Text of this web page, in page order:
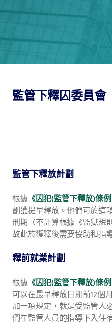
監管下釋囚委員會
監管下釋放計劃
根據 《囚犯(監管下釋放)條例
劃獲提早釋放。他們可於這
刑期（不計算根據《監獄規
故此於獲釋後需要協助和指
釋前就業計劃
根據 《囚犯(監管下釋放)條例
可以在最早釋放日期前12個
加一項規定，就是受監管人
們在監管人員的指導下入住